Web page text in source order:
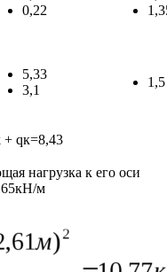
0,22
5,33
3,1
1,5
+ qк=8,43
нагрузка к его оси
65кН/м